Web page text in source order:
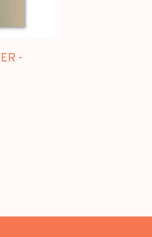
-